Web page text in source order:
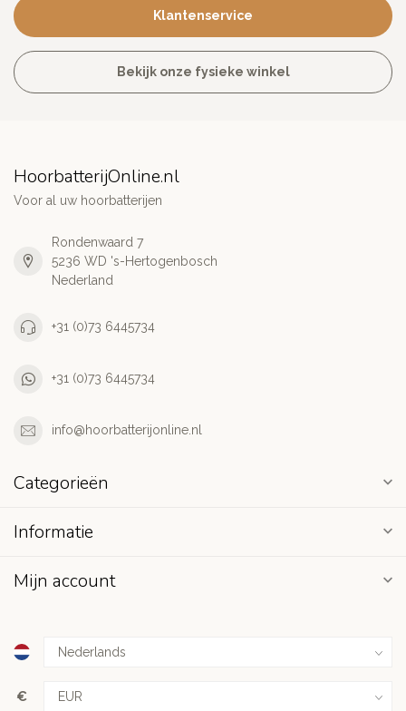
Klantenservice
Bekijk onze fysieke winkel
HoorbatterijOnline.nl
Voor al uw hoorbatterijen
Rondenwaard 7
5236 WD 's-Hertogenbosch
Nederland
+31 (0)73 6445734
+31 (0)73 6445734
info@hoorbatterijonline.nl
Categorieën
Informatie
Mijn account
€